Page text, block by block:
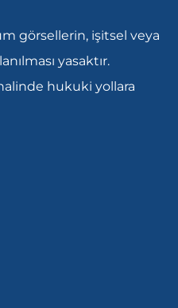
görsellerin, işitsel veya
yasaktır.
hukuki yollara